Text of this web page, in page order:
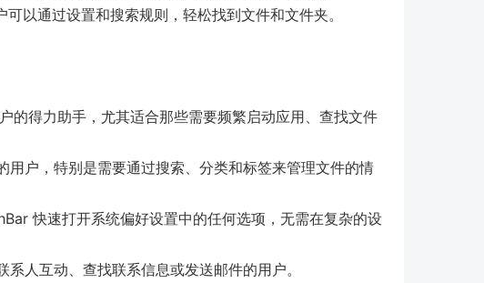
以通过设置和搜索规则，轻松找到文件和文件夹。
的得力助手，尤其适合那些需要频繁启动应用、查找文件
用户，特别是需要通过搜索、分类和标签来管理文件的情
快速打开系统偏好设置中的任何选项，无需在复杂的设
系人互动、查找联系信息或发送邮件的用户。